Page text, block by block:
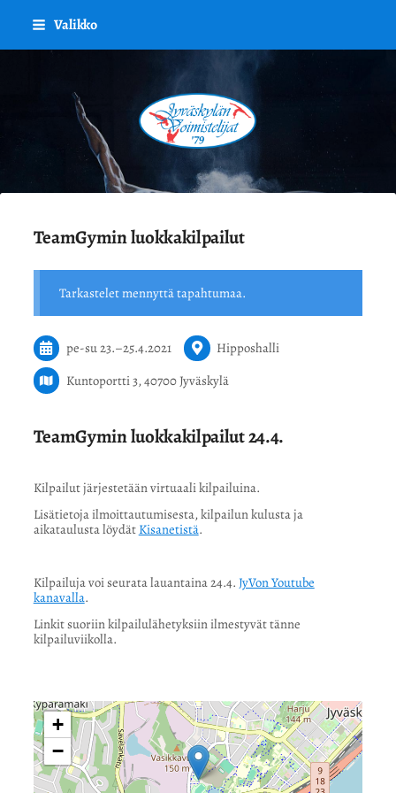
Siirry
sivun
sisältöön
Valikko
Jyväskylän Voimistelijat '79 ry.
TeamGymin luokkakilpailut
Tarkastelet mennyttä tapahtumaa.
pe-su23.–25.4.2021
Hipposhalli
Kuntoportti 3, 40700 Jyväskylä
TeamGymin luokkakilpailut 24.4.
Kilpailut järjestetään virtuaali kilpailuina.
Lisätietoja ilmoittautumisesta, kilpailun kulusta ja
aikataulusta löydät Kisanetistä.
Kilpailuja voi seurata lauantaina 24.4. JyVon Youtube
kanavalla.
Linkit suoriin kilpailulähetyksiin ilmestyvät tänne
kilpailuviikolla.
+
−